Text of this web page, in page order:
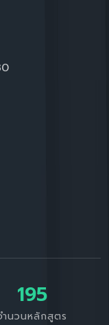
195
ำนวนหลักสูตร